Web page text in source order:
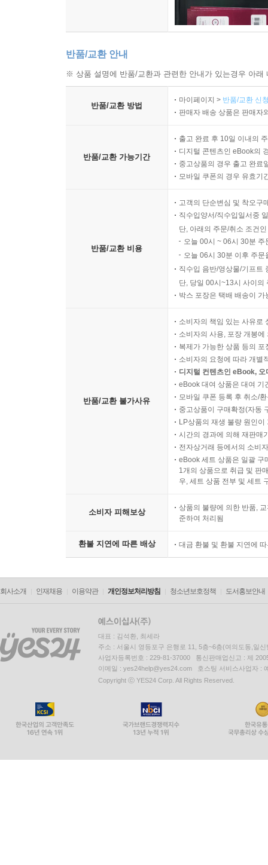
반품/교환 안내
※ 상품 설명에 반품/교환과 관련한 안내가 있는경우 아
반품/교환 방법
마이페이지 > 반품/교환 신
판매자 배송 상품은 판매자
반품/교환 가능기간
출고 완료 후 10일 이내의
디지털 콘텐츠인 eBook의
중고상품의 경우 출고 완료
모바일 쿠폰의 경우 유효기
반품/교환 비용
고객의 단순변심 및 착오구
직수입양서/직수입일서중
단, 아래의 주문/취소 조건
오늘 00시 ~ 06시 30분
오늘 06시 30분 이후 주
직수입 음반/영상물/기프트
단, 당일 00시~13시 사이의
박스 포장은 택배 배송이
반품/교환 불가사유
소비자의 책임 있는 사유로
소비자의 사용, 포장 개봉
복제가 가능한 상품 등의
소비자의 요청에 따라 개별
디지털 컨텐츠인 eBook,
eBook 대여 상품은 대여 기
모바일 쿠폰 등록 후 취소/
중고상품이 구매확정(자동
LP상품의 재생 불량 원인
시간의 경과에 의해 재판매
전자상거래 등에서의 소비
eBook 세트 상품은 일괄 구
1개의 상품으로 취급 및 판
우, 세트 상품 전부 및 세트
소비자 피해보상
상품의 불량에 의한 반품,
준하여 처리됨
환불 지연에 따른 배상 대금 환불 및 환불 지연에
회사소개 인재채용 이용약관 개인정보처리방침 청소년보호정책 도서홍보안내
대표 : 김석환, 최세라
주소 : 서울시 영등포구 은행로 11, 5층~6층(여의도동,일신
사업자등록번호 : 229-81-37000 통신판매업신고 : 제
이메일 : yes24help@yes24.com 호스팅 서비스사업자 :
Copyright ⓒ YES24 Corp. All Rights Reserved.